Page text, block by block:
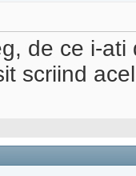
de ce i-ati
scriind